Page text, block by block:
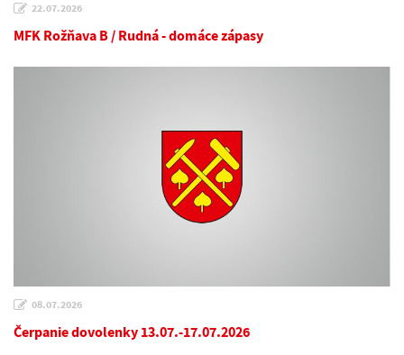
22.07.2026
MFK Rožňava B / Rudná - domáce zápasy
08.07.2026
Čerpanie dovolenky 13.07.-17.07.2026